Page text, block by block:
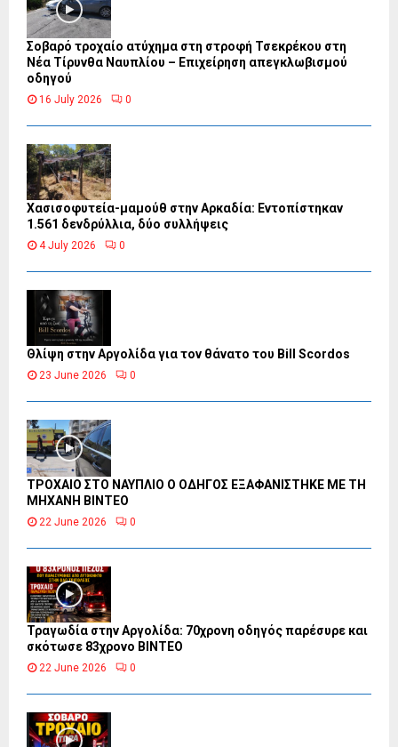
Σοβαρό τροχαίο ατύχημα στη στροφή Τσεκρέκου στη
Νέα Τίρυνθα Ναυπλίου – Επιχείρηση απεγκλωβισμού
οδηγού
16 July 2026 0
Χασισοφυτεία-μαμούθ στην Αρκαδία: Εντοπίστηκαν
1.561 δενδρύλλια, δύο συλλήψεις
4 July 2026 0
Θλίψη στην Αργολίδα για τον θάνατο του Bill Scordos
23 June 2026 0
ΤΡΟΧΑΙΟ ΣΤΟ ΝΑΥΠΛΙΟ Ο ΟΔΗΓΟΣ ΕΞΑΦΑΝΙΣΤΗΚΕ ΜΕ ΤΗ
ΜΗΧΑΝΗ ΒΙΝΤΕΟ
22 June 2026 0
Τραγωδία στην Αργολίδα: 70χρονη οδηγός παρέσυρε και
σκότωσε 83χρονο ΒΙΝΤΕΟ
22 June 2026 0